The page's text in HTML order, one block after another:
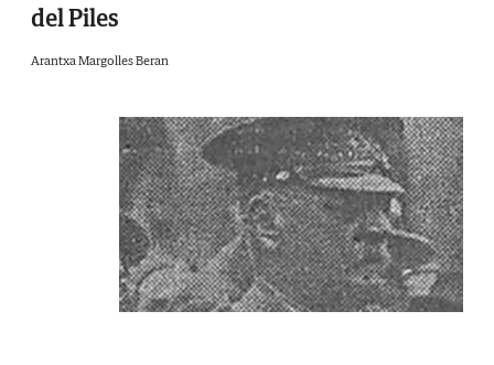
del Piles
Arantxa Margolles Beran